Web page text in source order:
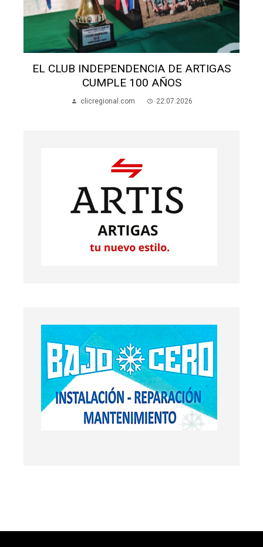
EL CLUB INDEPENDENCIA DE ARTIGAS
CUMPLE 100 AÑOS
clicregional.com 22.07.2026